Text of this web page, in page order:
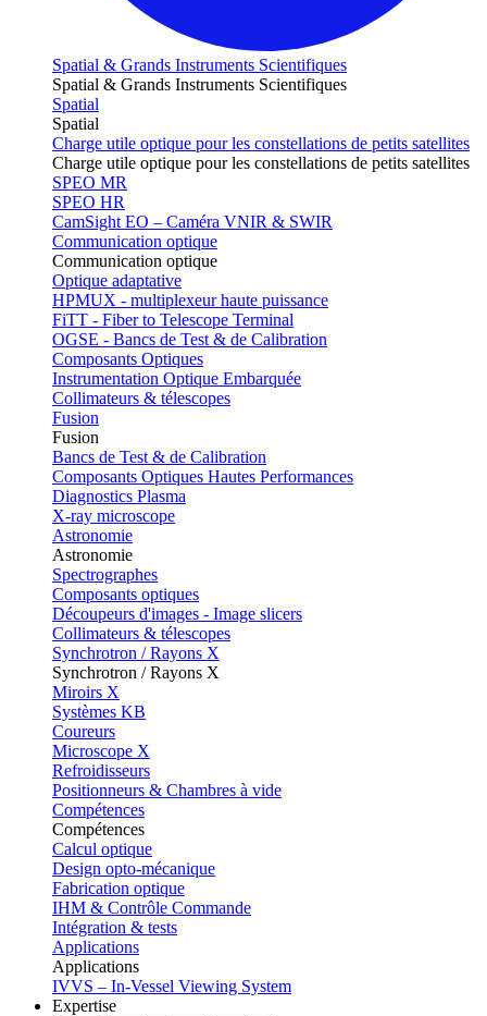
Spatial & Grands Instruments Scientifiques
Spatial & Grands Instruments Scientifiques
Spatial
Spatial
Charge utile optique pour les constellations de petits satellites
Charge utile optique pour les constellations de petits satellites
SPEO MR
SPEO HR
CamSight EO – Caméra VNIR & SWIR
Communication optique
Communication optique
Optique adaptative
HPMUX - multiplexeur haute puissance
FiTT - Fiber to Telescope Terminal
OGSE - Bancs de Test & de Calibration
Composants Optiques
Instrumentation Optique Embarquée
Collimateurs & télescopes
Fusion
Fusion
Bancs de Test & de Calibration
Composants Optiques Hautes Performances
Diagnostics Plasma
X-ray microscope
Astronomie
Astronomie
Spectrographes
Composants optiques
Découpeurs d'images - Image slicers
Collimateurs & télescopes
Synchrotron / Rayons X
Synchrotron / Rayons X
Miroirs X
Systèmes KB
Coureurs
Microscope X
Refroidisseurs
Positionneurs & Chambres à vide
Compétences
Compétences
Calcul optique
Design opto-mécanique
Fabrication optique
IHM & Contrôle Commande
Intégration & tests
Applications
Applications
IVVS – In-Vessel Viewing System
Expertise